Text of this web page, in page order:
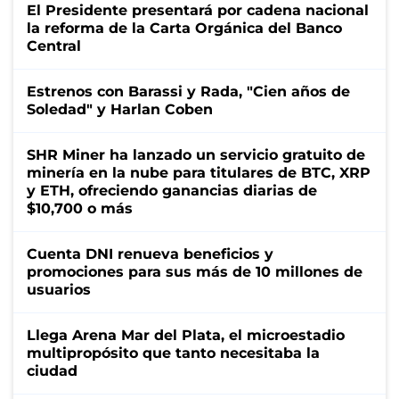
El Presidente presentará por cadena nacional
la reforma de la Carta Orgánica del Banco
Central
Estrenos con Barassi y Rada, "Cien años de
Soledad" y Harlan Coben
SHR Miner ha lanzado un servicio gratuito de
minería en la nube para titulares de BTC, XRP
y ETH, ofreciendo ganancias diarias de
$10,700 o más
Cuenta DNI renueva beneficios y
promociones para sus más de 10 millones de
usuarios
Llega Arena Mar del Plata, el microestadio
multipropósito que tanto necesitaba la
ciudad